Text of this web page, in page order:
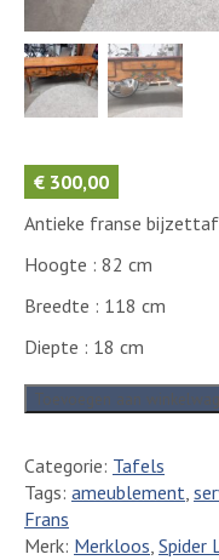
€ 300,00
Antieke franse
Hoogte : 82 cm
Breedte : 118 cm
Diepte : 18 cm
Antiek
frans
aantal
Toevoegen aan
Categorie: Tafels
Tags: ameublement,
Frans
Merk: Merkloos, Spider